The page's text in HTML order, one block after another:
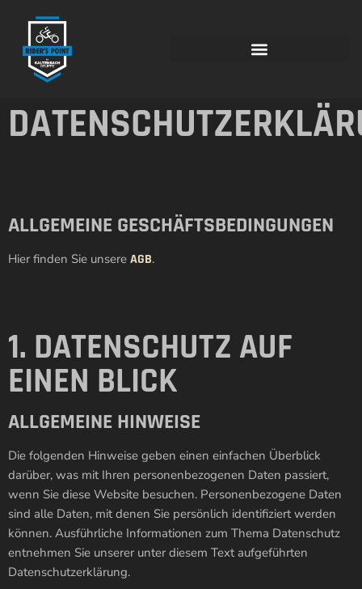
springen
ALLGEMEINE GESCHÄFTSBEDINGUNGEN
Hier finden Sie unsere AGB.
1. DATENSCHUTZ AUF
EINEN BLICK
ALLGEMEINE HINWEISE
Die folgenden Hinweise geben einen einfachen Überblick
darüber, was mit Ihren personenbezogenen Daten passiert,
wenn Sie diese Website besuchen. Personenbezogene Daten
sind alle Daten, mit denen Sie persönlich identifiziert werden
können. Ausführliche Informationen zum Thema Datenschutz
entnehmen Sie unserer unter diesem Text aufgeführten
Datenschutzerklärung.